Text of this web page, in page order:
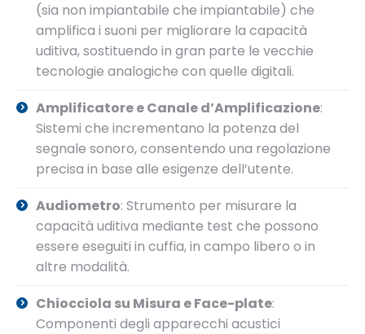
(sia non impiantabile che impiantabile) che
amplifica i suoni per migliorare la capacità
uditiva, sostituendo in gran parte le vecchie
tecnologie analogiche con quelle digitali.
Amplificatore e Canale d’Amplificazione:
Sistemi che incrementano la potenza del
segnale sonoro, consentendo una regolazione
precisa in base alle esigenze dell’utente.
Audiometro: Strumento per misurare la
capacità uditiva mediante test che possono
essere eseguiti in cuffia, in campo libero o in
altre modalità.
Chiocciola su Misura e Face-plate:
Componenti degli apparecchi acustici